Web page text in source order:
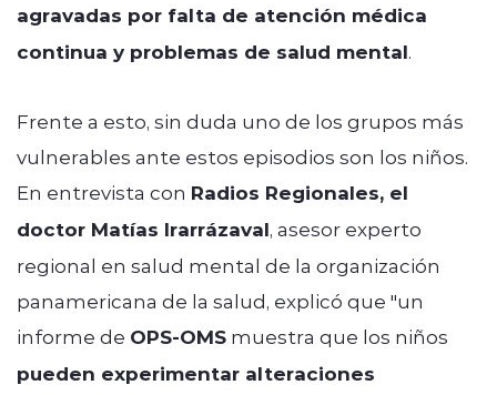
agravadas por falta de atención médica
continua y problemas de salud mental.
Frente a esto, sin duda uno de los grupos más
vulnerables ante estos episodios son los niños.
En entrevista con Radios Regionales, el
doctor Matías Irarrázaval, asesor experto
regional en salud mental de la organización
panamericana de la salud, explicó que "un
informe de OPS-OMS muestra que los niños
pueden experimentar alteraciones